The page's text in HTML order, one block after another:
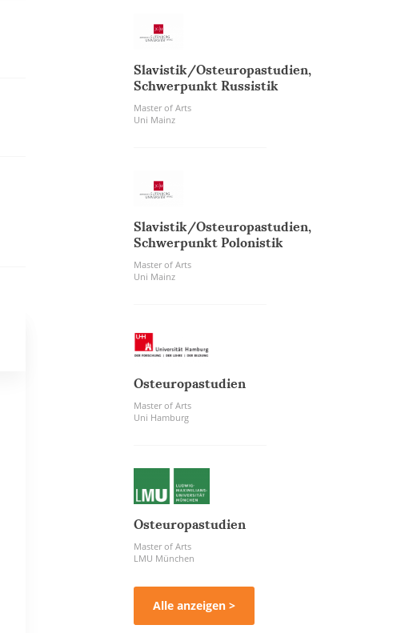
Slavistik/Osteuropastudien,
Schwerpunkt Russistik
Master of Arts
Uni Mainz
Slavistik/Osteuropastudien,
Schwerpunkt Polonistik
Master of Arts
Uni Mainz
Osteuropastudien
Master of Arts
Uni Hamburg
Osteuropastudien
Master of Arts
LMU München
Alle anzeigen >